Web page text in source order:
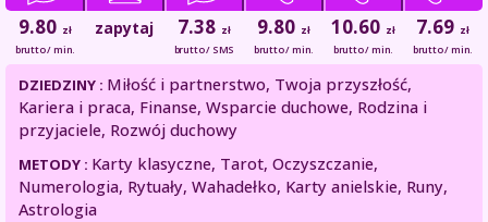
9.80 zł
brutto / min.
zapytaj 7.38 zł
brutto / SMS
9.80 zł
brutto / min.
10.60 zł
brutto / min.
7.69 zł
brutto / min.
DZIEDZINY : Miłość i partnerstwo, Twoja przyszłość,
Kariera i praca, Finanse, Wsparcie duchowe, Rodzina i
przyjaciele, Rozwój duchowy
METODY : Karty klasyczne, Tarot, Oczyszczanie,
Numerologia, Rytuały, Wahadełko, Karty anielskie, Runy,
Astrologia